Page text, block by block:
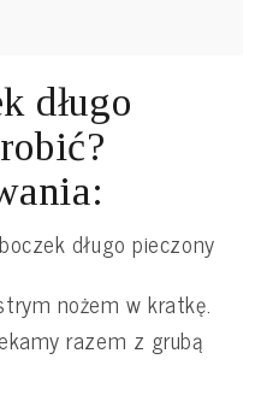
długo
długo pieczony
nożem w kratkę.
razem z grubą